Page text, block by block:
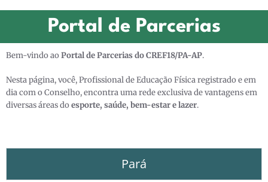
Portal de Parcerias
Bem-vindo aoPortal de Parcerias do CREF18/PA-AP.
Nesta página, você, Profissional de Educação Física registrado e em
dia com o Conselho, encontra uma rede exclusiva de vantagens em
diversas áreas doesporte, saúde, bem-estar e lazer.
Pará